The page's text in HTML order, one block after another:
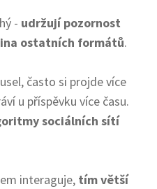
- udržují pozornost
ostatních formátů.
často si projde více
u příspěvku více času.
sociálních sítí
interaguje, tím větší